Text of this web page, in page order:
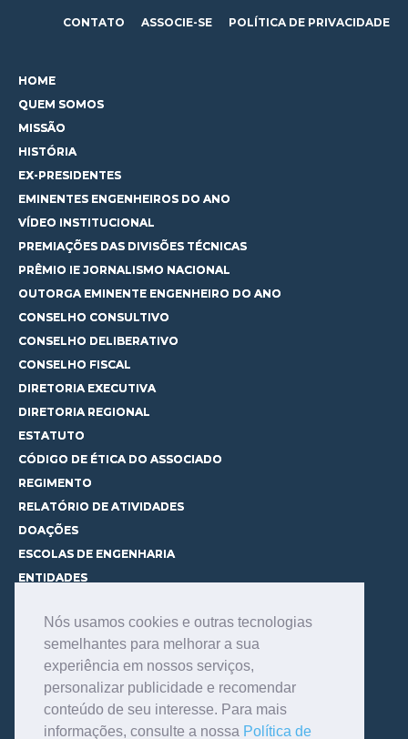
Nós usamos cookies e outras tecnologias
semelhantes para melhorar a sua
experiência em nossos serviços,
personalizar publicidade e recomendar
conteúdo de seu interesse. Para mais
informações, consulte a nossa Política de
CONTATO ASSOCIE-SE POLÍTICA DE PRIVACIDADE
HOME
QUEM SOMOS
MISSÃO
HISTÓRIA
EX-PRESIDENTES
EMINENTES ENGENHEIROS DO ANO
VÍDEO INSTITUCIONAL
PREMIAÇÕES DAS DIVISÕES TÉCNICAS
PRÊMIO IE JORNALISMO NACIONAL
OUTORGA EMINENTE ENGENHEIRO DO ANO
CONSELHO CONSULTIVO
CONSELHO DELIBERATIVO
CONSELHO FISCAL
DIRETORIA EXECUTIVA
DIRETORIA REGIONAL
ESTATUTO
CÓDIGO DE ÉTICA DO ASSOCIADO
REGIMENTO
RELATÓRIO DE ATIVIDADES
DOAÇÕES
ESCOLAS DE ENGENHARIA
ENTIDADES
CURSOS
CONHEÇA OS CURSOS
CENTRAL DE MENTORIA
CONTATO